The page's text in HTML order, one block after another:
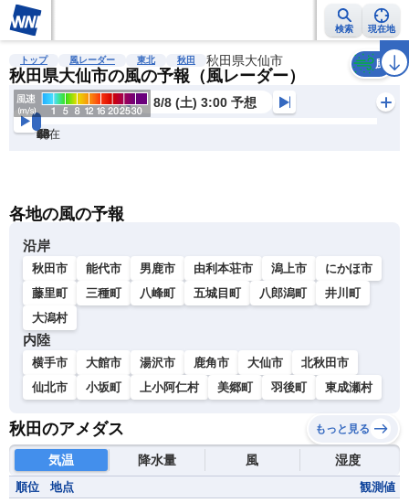
検索 現在地
雨雲レーダー 台風情報 地震情報 警報・注意報 2週間天気 ラ
トップ 風レーダー 東北 秋田 秋田県大仙市
秋田県大仙市の風の予報（風レーダー）
風
8/8 (土) 3:00 予想
現在
6h
12
24
36
48
60
72
各地の風の予報
沿岸
秋田市 能代市 男鹿市 由利本荘市 潟上市
にかほ市
藤里町
三種町 八峰町 五城目町 八郎潟町
井川町
大潟村
内陸
横手市 大館市 湯沢市 鹿角市 大仙市
北秋田市
仙北市
小坂町 上小阿仁村 美郷町 羽後町 東成瀬村
秋田のアメダス もっと見る
気温 降水量 風 湿度
順位 地点 観測値